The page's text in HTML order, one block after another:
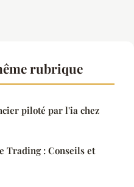
rubrique
piloté par l'ia chez
Trading : Conseils et